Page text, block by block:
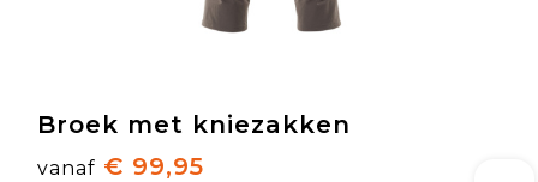
Broek met kniezakken
vanaf € 99,95